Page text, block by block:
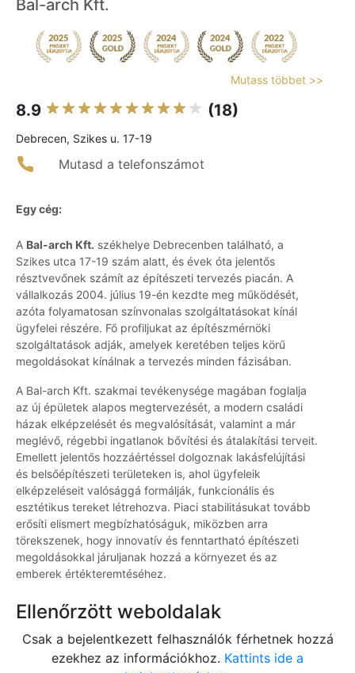
Bal-arch Kft.
Mutass többet >>
8.9 (18)
Debrecen, Szikes u. 17-19
Mutasd a telefonszámot
Egy cég:
A Bal-arch Kft. székhelye Debrecenben található, a
Szikes utca 17-19 szám alatt, és évek óta jelentős
résztvevőnek számít az építészeti tervezés piacán. A
vállalkozás 2004. július 19-én kezdte meg működését,
azóta folyamatosan színvonalas szolgáltatásokat kínál
ügyfelei részére. Fő profiljukat az építészmérnöki
szolgáltatások adják, amelyek keretében teljes körű
megoldásokat kínálnak a tervezés minden fázisában.
A Bal-arch Kft. szakmai tevékenysége magában foglalja
az új épületek alapos megtervezését, a modern családi
házak elképzelését és megvalósítását, valamint a már
meglévő, régebbi ingatlanok bővítési és átalakítási terveit.
Emellett jelentős hozzáértéssel dolgoznak lakásfelújítási
és belsőépítészeti területeken is, ahol ügyfeleik
elképzeléseit valósággá formálják, funkcionális és
esztétikus tereket létrehozva. Piaci stabilitásukat tovább
erősíti elismert megbízhatóságuk, miközben arra
törekszenek, hogy innovatív és fenntartható építészeti
megoldásokkal járuljanak hozzá a környezet és az
emberek értékteremtéséhez.
Ellenőrzött weboldalak
Csak a bejelentkezett felhasználók férhetnek hozzá
ezekhez az információkhoz. Kattints ide a